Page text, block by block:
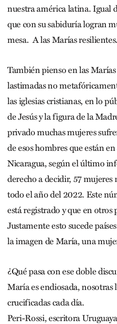
nuestra américa latina. Igual
que con su sabiduría logran
mesa. A las Marías resilientes.
También pienso en las
lastimadas no
las iglesias cristianas, en lo
de Jesús y la figura de la
privado muchas mujeres
de esos hombres que están
Nicaragua, según el último
derecho a decidir, 57
todo el año del 2022. Este
está registrado y que en otros
Justamente esto sucede
la imagen de María, una
¿Qué pasa con ese doble
María es endiosada, nosotras
crucificadas cada día.
Peri-Rossi, escritora